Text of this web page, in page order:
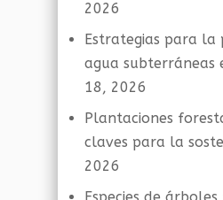
2026
Estrategias para la
agua subterráneas
18, 2026
Plantaciones
claves para la
2026
Especies de